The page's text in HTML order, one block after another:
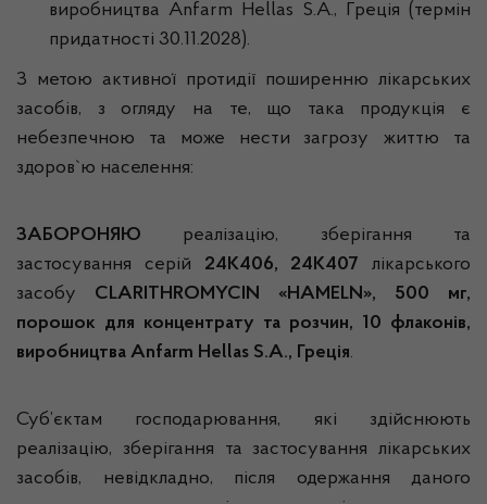
виробництва Anfarm Hellas S.A., Греція (термін
придатності 30.11.2028).
З метою активної протидії поширенню лікарських
засобів, з огляду на те, що така продукція є
небезпечною та може нести загрозу життю та
здоров`ю населення:
ЗАБОРОНЯЮ реалізацію, зберігання та
застосування серій 24К406, 24К407 лікарського
засобу CLARITHROMYCIN «HAMELN», 500 мг,
порошок для концентрату та розчин, 10 флаконів,
виробництва Anfarm Hellas S.A., Греція.
Суб’єктам господарювання, які здійснюють
реалізацію, зберігання та застосування лікарських
засобів, невідкладно, після одержання даного